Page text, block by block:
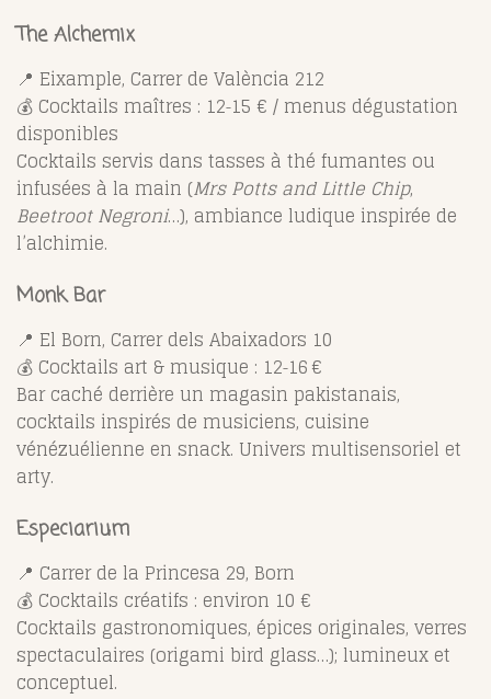
The Alchemix
📍 Eixample, Carrer de València 212
💰 Cocktails maîtres : 12‑15 € / menus dégustation
disponibles
Cocktails servis dans tasses à thé fumantes ou
infusées à la main (Mrs Potts and Little Chip,
Beetroot Negroni…), ambiance ludique inspirée de
l’alchimie.
Monk Bar
📍 El Born, Carrer dels Abaixadors 10
💰 Cocktails art & musique : 12‑16 €
Bar caché derrière un magasin pakistanais,
cocktails inspirés de musiciens, cuisine
vénézuélienne en snack. Univers multisensoriel et
arty.
Especiarium
📍 Carrer de la Princesa 29, Born
💰 Cocktails créatifs : environ 10 €
Cocktails gastronomiques, épices originales, verres
spectaculaires (origami bird glass…); lumineux et
conceptuel.